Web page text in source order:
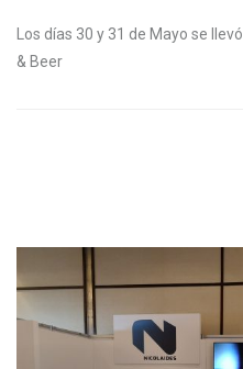
Los días 30 y 31 de Mayo se
& Beer